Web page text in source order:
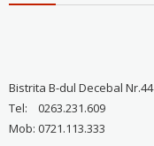
Bistrita B-dul Decebal Nr.44
Tel: 0263.231.609
Mob: 0721.113.333